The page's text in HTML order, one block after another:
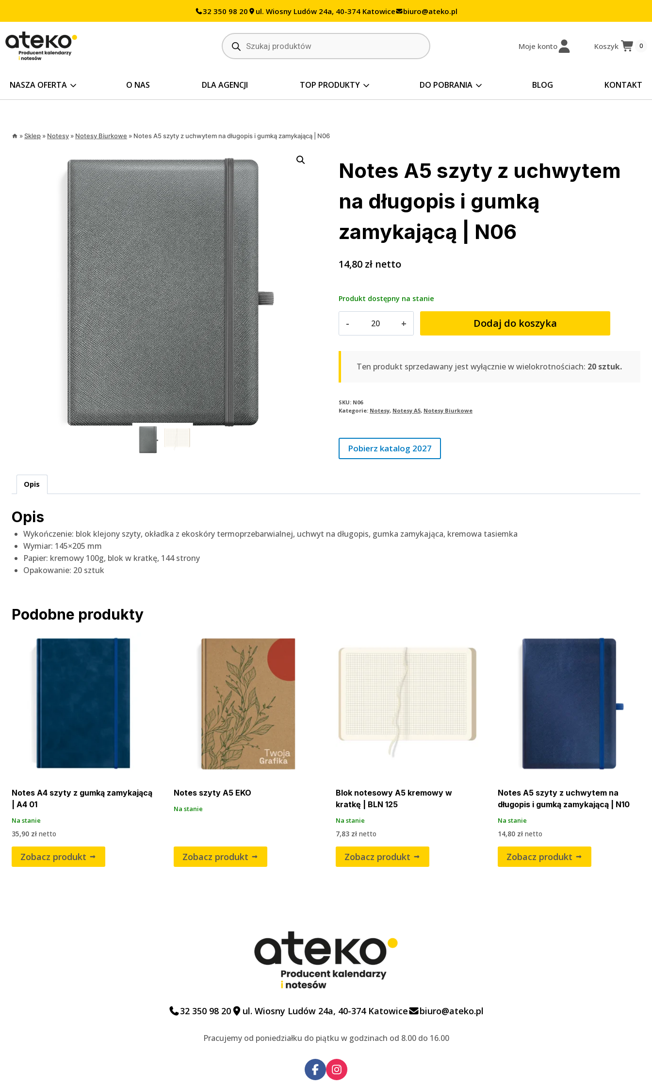
32 350 98 20 ul. Wiosny Ludów 24a, 40-374 Katowice biuro@ateko.pl
Wyszukiwarka
produktów Moje konto Koszyk 0
NASZA OFERTA O NAS DLA AGENCJI TOP PRODUKTY DO POBRANIA BLOG KONTAKT
»Sklep » Notesy » Notesy Biurkowe » Notes A5 szyty z uchwytem na długopis i gumką zamykającą | N06
Notes A5 szyty z uchwytem
na długopis i gumką
zamykającą | N06
14,80 zł netto
Produkt dostępny na stanie
szyty
długopis
i
zamykającą
N06
Dodaj do koszyka
Ten produkt sprzedawany jest wyłącznie w wielokrotnościach: 20 sztuk.
SKU: N06
Kategorie: Notesy, Notesy A5, Notesy Biurkowe
Pobierz katalog 2027
Opis
Opis
Wykończenie: blok klejony szyty, okładka z ekoskóry termoprzebarwialnej, uchwyt na długopis, gumka zamykająca, kremowa tasiemka
Wymiar: 145×205 mm
Papier: kremowy 100g, blok w kratkę, 144 strony
Opakowanie: 20 sztuk
Podobne produkty
Notes A4 szyty z gumką zamykającą
| A4 01
Na stanie
35,90 zł netto
Zobacz produkt
Notes szyty A5 EKO
Na stanie
Zobacz produkt
Blok notesowy A5 kremowy w
kratkę | BLN 125
Na stanie
7,83 zł netto
Zobacz produkt
Notes A5 szyty z uchwytem na
długopis i gumką zamykającą | N10
Na stanie
14,80 zł netto
Zobacz produkt
32 350 98 20 ul. Wiosny Ludów 24a, 40-374 Katowice biuro@ateko.pl
Pracujemy od poniedziałku do piątku w godzinach od 8.00 do 16.00